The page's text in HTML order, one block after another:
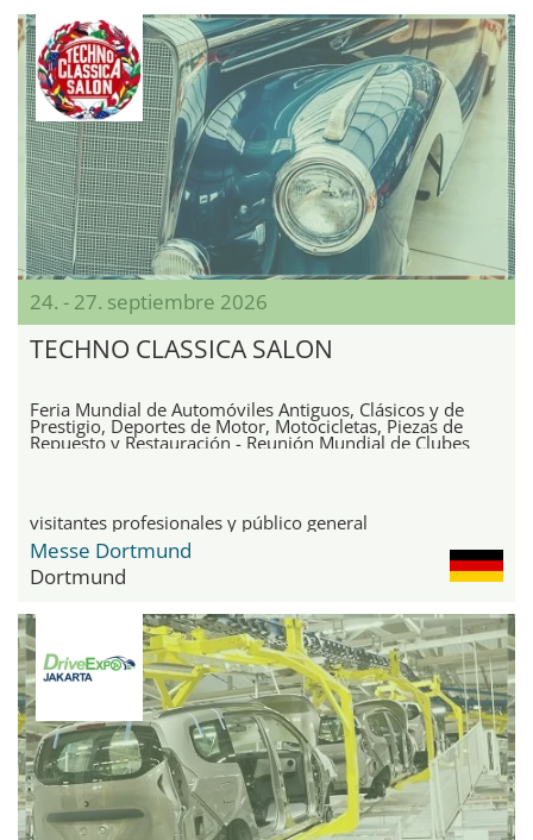
24. - 27. septiembre 2026
TECHNO CLASSICA SALON
Feria Mundial de Automóviles Antiguos, Clásicos y de
Prestigio, Deportes de Motor, Motocicletas, Piezas de
Repuesto y Restauración - Reunión Mundial de Clubes
visitantes profesionales y público general
Messe Dortmund
Dortmund